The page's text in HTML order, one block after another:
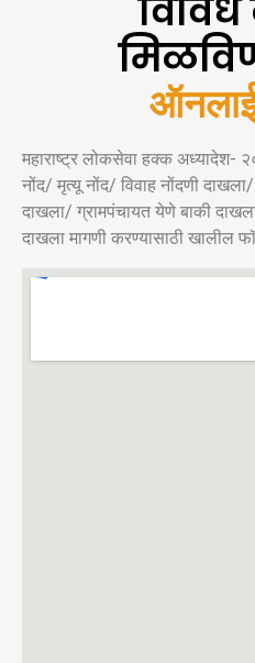
महाराष्ट्र लोकसेवा हक्क अध्यादेश-
नोंद/ मृत्यू नोंद/ विवाह नोंदणी
दाखला/ ग्रामपंचायत येणे बाकी
दाखला मागणी करण्यासाठी खालील